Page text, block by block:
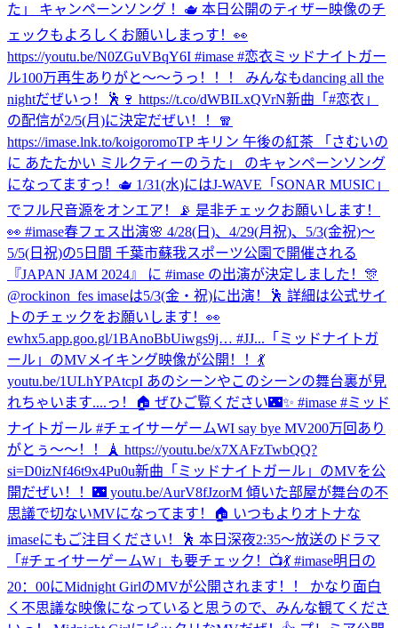
た」 キャンペーンソング ！🫖 本日公開のティザー映像のチ
ェックもよろしくお願いしまっす！👀
https://youtu.be/N0ZGuVBqY6I #imase #恋衣ミッドナイトガー
ル100万再生ありがと〜〜うっ！！！ みんなもdancing all the
nightだぜいっ！🕺🍷 https://t.co/dWBILxQVrN新曲「#恋衣」
の配信が2/5(月)に決定だぜい！！🧣
https://imase.lnk.to/koigoromoTP キリン 午後の紅茶 「さむいの
に あたたかい ミルクティーのうた」 のキャンペーンソング
になってますっ！🫖 1/31(水)にはJ-WAVE「SONAR MUSIC」
でフル尺音源をオンエア！📡 是非チェックお願いします！
👀 #imase春フェス出演🌸 4/28(日)、4/29(月祝)、5/3(金祝)〜
5/5(日祝)の5日間 千葉市蘇我スポーツ公園で開催される
『JAPAN JAM 2024』 に #imase の出演が決定しました！🎊
@rockinon_fes imaseは5/3(金・祝)に出演！🕺 詳細は公式サイ
トのチェックをお願いします！👀
ewhx5.app.goo.gl/1BAnoBbUiwgs9j… #JJ... 「ミッドナイトガ
ール」のMVメイキング映像が公開！！💃
youtu.be/1ULhYPAtcpI あのシーンやこのシーンの舞台裏が見
れちゃいます....っ！🏠 ぜひご覧ください🌃✨ #imase #ミッド
ナイトガール #チェイサーゲームWI say bye MV200万回あり
がとぅ〜〜！！🗼 https://youtu.be/x7XAFzTwbQQ?
si=D0izNf46t9x4Pu0u新曲「ミッドナイトガール」のMVを公
開だぜい！！🌃 youtu.be/AurV8fJzorM 傾いた部屋が舞台の不
思議で切ないMVになってます！🏠 いつもよりオトナな
imaseにもご注目ください！🕺 本日深夜2:35〜放送のドラマ
「#チェイサーゲームW」も要チェック！📺💃 #imase明日の
20：00にMidnight GirlのMVが公開されます！！ かなり面白
く不思議な映像になっていると思うので、みんな観てくださ